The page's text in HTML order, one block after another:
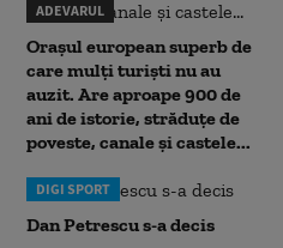
ADEVARUL
Orașul european superb de
care mulți turiști nu au
auzit. Are aproape 900 de
ani de istorie, străduțe de
poveste, canale și castele...
DIGI SPORT
Dan Petrescu s-a decis